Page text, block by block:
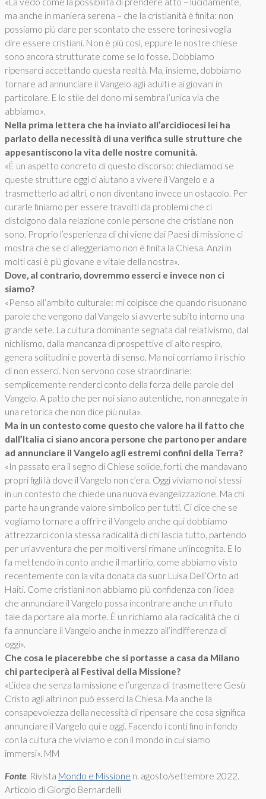
ma anche in maniera serena – che la cristianità è finita: non
possiamo più dare per scontato che essere torinesi voglia
dire essere cristiani. Non è più così, eppure le nostre chiese
sono ancora strutturate come se lo fosse. Dobbiamo
ripensarci accettando questa realtà. Ma, insieme, dobbiamo
tornare ad annunciare il Vangelo agli adulti e ai giovani in
particolare. E lo stile del dono mi sembra l’unica via che
abbiamo».
Nella prima lettera che ha inviato all’arcidiocesi lei ha
parlato della necessità di una verifica sulle strutture che
appesantiscono la vita delle nostre comunità.
«È un aspetto concreto di questo discorso: chiediamoci se
queste strutture oggi ci aiutano a vivere il Vangelo e a
trasmetterlo ad altri, o non diventano invece un ostacolo. Per
curarle finiamo per essere travolti da problemi che ci
distolgono dalla relazione con le persone che cristiane non
sono. Proprio l’esperienza di chi viene dai Paesi di missione ci
mostra che se ci alleggeriamo non è finita la Chiesa. Anzi in
molti casi è più giovane e vitale della nostra».
Dove, al contrario, dovremmo esserci e invece non ci
siamo?
«Penso all’ambito culturale: mi colpisce che quando risuonano
parole che vengono dal Vangelo si avverte subito intorno una
grande sete. La cultura dominante segnata dal relativismo, dal
nichilismo, dalla mancanza di prospettive di alto respiro,
genera solitudini e povertà di senso. Ma noi corriamo il rischio
di non esserci. Non servono cose straordinarie:
semplicemente renderci conto della forza delle parole del
Vangelo. A patto che per noi siano autentiche, non annegate in
una retorica che non dice più nulla».
Ma in un contesto come questo che valore ha il fatto che
dall’Italia ci siano ancora persone che partono per andare
ad annunciare il Vangelo agli estremi confini della Terra?
«In passato era il segno di Chiese solide, forti, che mandavano
propri figli là dove il Vangelo non c’era. Oggi viviamo noi stessi
in un contesto che chiede una nuova evangelizzazione. Ma chi
parte ha un grande valore simbolico per tutti. Ci dice che se
vogliamo tornare a offrire il Vangelo anche qui dobbiamo
attrezzarci con la stessa radicalità di chi lascia tutto, partendo
per un’avventura che per molti versi rimane un’incognita. E lo
fa mettendo in conto anche il martirio, come abbiamo visto
recentemente con la vita donata da suor Luisa Dell’Or­to ad
Haiti. Come cristiani non abbiamo più confidenza con l’idea
che annunciare il Vangelo possa incontrare anche un rifiuto
tale da portare alla morte. È un richiamo alla radicalità che ci
fa annunciare il Vangelo anche in mezzo all’indifferenza di
oggi».
Che cosa le piacerebbe che si portasse a casa da Milano
chi parteciperà al Festival della Missione?
«L’idea che senza la missione e l’urgenza di trasmettere Gesù
Cristo agli altri non può esserci la Chiesa. Ma anche la
consapevolezza della necessità di ripensare che cosa significa
annunciare il Vangelo qui e oggi. Facendo i conti fino in fondo
con la cultura che viviamo e con il mondo in cui siamo
immersi». MM
Fonte. Rivista Mondo e Missione n. agosto/settembre 2022.
Articolo di Giorgio Bernardelli